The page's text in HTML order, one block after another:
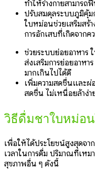
ทำให้ร่างกายสามารถ
ปรับสมดุลระบบภูมิคุ้ม
ใบหม่อนช่วยเสริมสร้
การอักเสบที่เกิดจาก
ช่วยระบบย่อยอาหาร
ส่งเสริมการย่อยอาหา
มากเกินไปได้ดี
เพิ่มความสดชื่นและผ่
สดชื่น ไม่เหนื่อยล้า
วิธีดื่มชาใบหม่อ
เพื่อให้ได้ประโยชน์สูงสุดจา
เวลาในการดื่ม ปริมาณที่เห
สุขภาพอื่น ๆ ดังนี้